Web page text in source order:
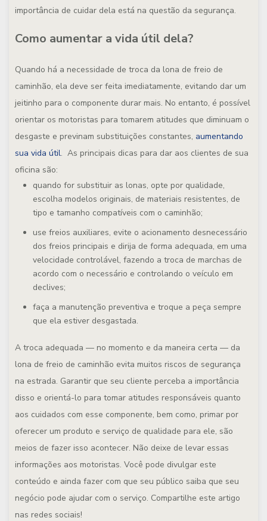
importância de cuidar dela está na questão da segurança.
Como aumentar a vida útil dela?
Quando há a necessidade de troca da lona de freio de
caminhão, ela deve ser feita imediatamente, evitando dar um
jeitinho para o componente durar mais. No entanto, é possível
orientar os motoristas para tomarem atitudes que diminuam o
desgaste e previnam substituições constantes, aumentando
sua vida útil. As principais dicas para dar aos clientes de sua
oficina são:
quando for substituir as lonas, opte por qualidade,
escolha modelos originais, de materiais resistentes, de
tipo e tamanho compatíveis com o caminhão;
use freios auxiliares, evite o acionamento desnecessário
dos freios principais e dirija de forma adequada, em uma
velocidade controlável, fazendo a troca de marchas de
acordo com o necessário e controlando o veículo em
declives;
faça a manutenção preventiva e troque a peça sempre
que ela estiver desgastada.
A troca adequada — no momento e da maneira certa — da
lona de freio de caminhão evita muitos riscos de segurança
na estrada. Garantir que seu cliente perceba a importância
disso e orientá-lo para tomar atitudes responsáveis quanto
aos cuidados com esse componente, bem como, primar por
oferecer um produto e serviço de qualidade para ele, são
meios de fazer isso acontecer. Não deixe de levar essas
informações aos motoristas. Você pode divulgar este
conteúdo e ainda fazer com que seu público saiba que seu
negócio pode ajudar com o serviço. Compartilhe este artigo
nas redes sociais!